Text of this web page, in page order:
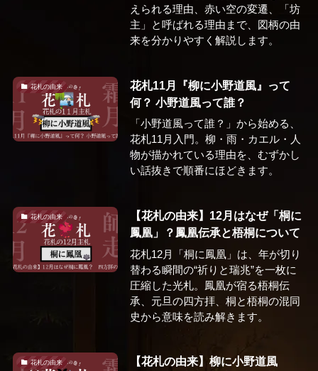
えられる理由、赤い空の変遷、「坊
主」と呼ばれる理由まで、図柄の由
来を分かりやすく解説します。
花札の由来
花札11月『柳に小野道風』って
何？ 小野道風って誰？
「小野道風って誰？」から始める、
花札11月入門。柳・雨・カエル・人
物が描かれている理由を、むずかし
い話抜きで順番にほどきます。
花札の由来
【花札の由来】12月はなぜ「桐に
鳳凰」？鳳凰伝承と梧桐について
花札12月「桐に鳳凰」は、年が切り
替わる瞬間の“祈りと瑞兆”を一枚に
圧縮した光札。鳳凰が宿る梧桐伝
承、元旦の四方拝、桐と梧桐の混同
史から意味を読み解きます。
花札の由来
【花札の由来】柳に小野道風